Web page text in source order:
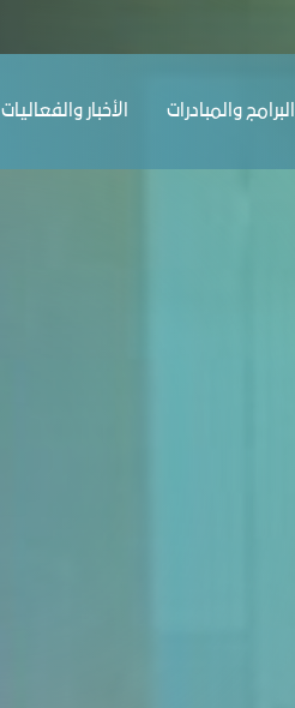
البرامج والمبادرات الأخبار والفعاليات